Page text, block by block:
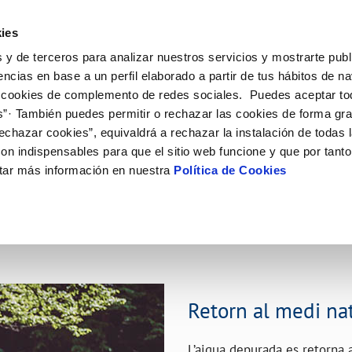
y de terceros para analizar nuestros servicios y mostrarte
en base a un perfil elaborado a partir de tus hábitos de
de complemento de redes sociales. Puedes aceptar
También puedes permitir o rechazar las cookies de forma
cookies”, equivaldrá a rechazar la instalación de todas
indispensables para que el sitio web funcione y que por
más información en nuestra Política de Cookies
subministrament
de subministrament
MODIFICACIÓ DE DADES
Actualitzar dades bancàries
Actualitzar dades de
Teu Servei
AL CLIENT
contacte
COMPROMÍS DE SERVEI
Customer Counsel (Defensa del
Normativa del servei
La Teva Aigua
la qualitat de l’aigua
CUIDEM L'AIGUA
Consells d'estalvi
Dipòsits comunitaris
Coneix-nos
CONDUCTA
DE GESTIÓ I CERTIFICATS
PERFIL DEL CONTRACTANT
Plataforma de contractació del
públic
Licitacions en curs
El
Retorn al medi